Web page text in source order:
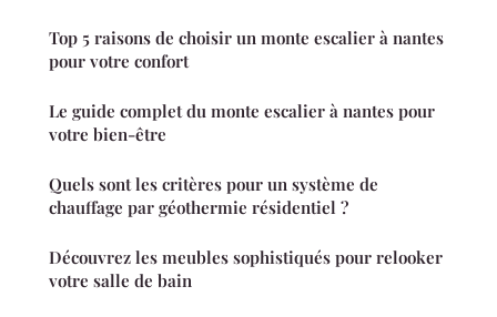
Top 5 raisons de choisir un monte escalier à nantes
pour votre confort
Le guide complet du monte escalier à nantes pour
votre bien-être
Quels sont les critères pour un système de
chauffage par géothermie résidentiel ?
Découvrez les meubles sophistiqués pour relooker
votre salle de bain